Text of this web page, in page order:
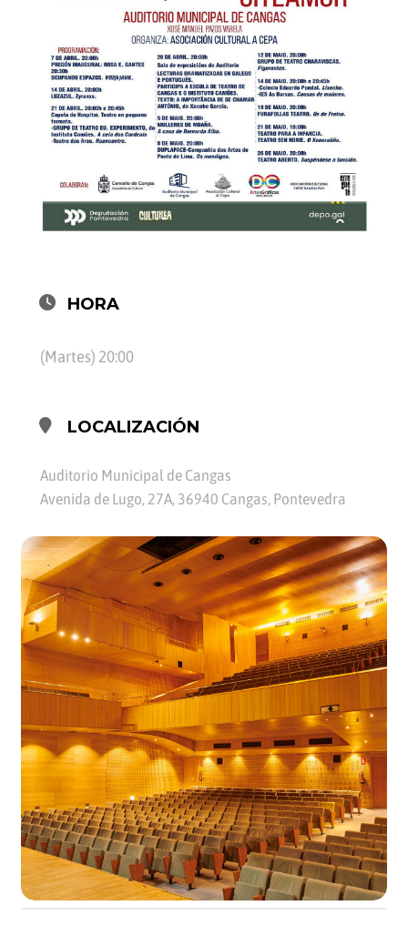
HORA
(Martes) 20:00
LOCALIZACIÓN
Auditorio Municipal de Cangas
Avenida de Lugo, 27A, 36940 Cangas, Pontevedra